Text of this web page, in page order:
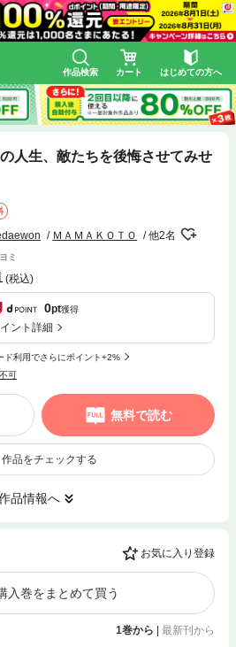
作品検索 カート はじめての方へ
人生、敵たちを後悔させてみせ
ＭＡＭＡＫＯＴＯ 他2名
ミ
(税込)
0pt獲得
ント詳細
ド利用でさらにポイント+2%
可
無料で読む
作品をチェックする
品情報へ
お気に入り登録
入巻をまとめて買う
1巻から 最新刊から